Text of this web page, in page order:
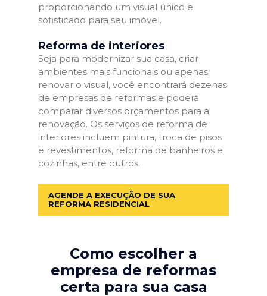
proporcionando um visual único e
sofisticado para seu imóvel.
Reforma de interiores
Seja para modernizar sua casa, criar
ambientes mais funcionais ou apenas
renovar o visual, você encontrará dezenas
de empresas de reformas e poderá
comparar diversos orçamentos para a
renovação. Os serviços de reforma de
interiores incluem pintura, troca de pisos
e revestimentos, reforma de banheiros e
cozinhas, entre outros.
AGENDE A EXECUÇÃO DE SUA
REFORMA RESIDENCIAL
Como escolher a
empresa de reformas
certa para sua casa